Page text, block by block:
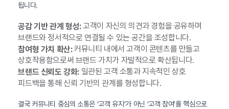
됩니다.
공감 기반 관계 형성:고객이 자신의 의견과 경험을 공유하며
브랜드와 정서적으로 연결될 수 있는 공간을 조성합니다.
참여형 가치 확산:커뮤니티 내에서 고객이 콘텐츠를 만들고
상호작용함으로써 브랜드 가치가 자발적으로 확산됩니다.
브랜드 신뢰도 강화:일관된 고객 소통과 지속적인 상호
피드백을 통해 신뢰 기반의 관계를 형성합니다.
결국 커뮤니티 중심의 소통은 ‘고객 유지’가 아닌 ‘고객 참여’를 핵심으로